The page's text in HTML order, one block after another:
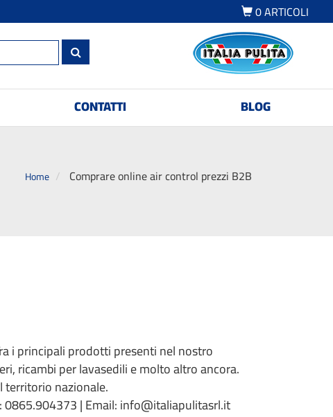
0ARTICOLI
CONTATTI BLOG
Home Comprare online air control prezzi B2B
i principali prodotti presenti nel nostro
ricambi per lavasedili e molto altro ancora.
territorio nazionale.
0865.904373 | Email: info@italiapulitasrl.it